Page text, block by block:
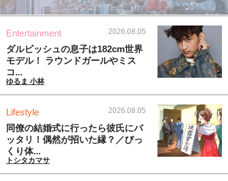
Entertainment 2026.08.05
ダルビッシュの息子は182cm世界
モデル！ ラウンドガールやミス
コ...
ゆるま 小林
Lifestyle 2026.08.05
同僚の結婚式に行ったら彼氏にバ
ッタリ！偶然が招いた縁？／びっ
くり体...
トシタカマサ